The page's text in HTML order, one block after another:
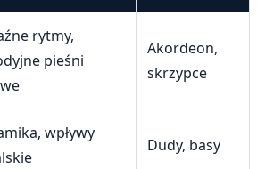
rytmy,
pieśni
Akordeon,
skrzypce
wpływy
Dudy, basy